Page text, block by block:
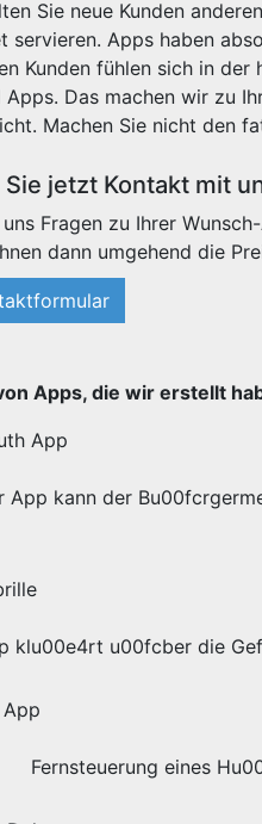
Sie neue Kunden
servieren. Apps haben
Kunden fühlen sich in
Apps. Das machen wir zu
Machen Sie nicht den
Sie jetzt Kontakt mit
Fragen zu Ihrer
dann umgehend die
Apps, die wir erstellt
App kann der
klu00e4rt u00fcber die
Fernsteuerung eines